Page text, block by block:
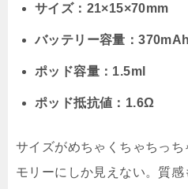
サイズ：21×15×70mm
バッテリー容量：370mAh
ポッド容量：1.5ml
ポッド抵抗値：1.6Ω
サイズがめちゃくちゃちっ
モリーにしか見えない。質